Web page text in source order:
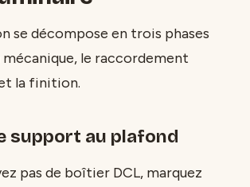
se décompose en trois phases
le raccordement
la finition.
support au plafond
pas de boîtier DCL, marquez